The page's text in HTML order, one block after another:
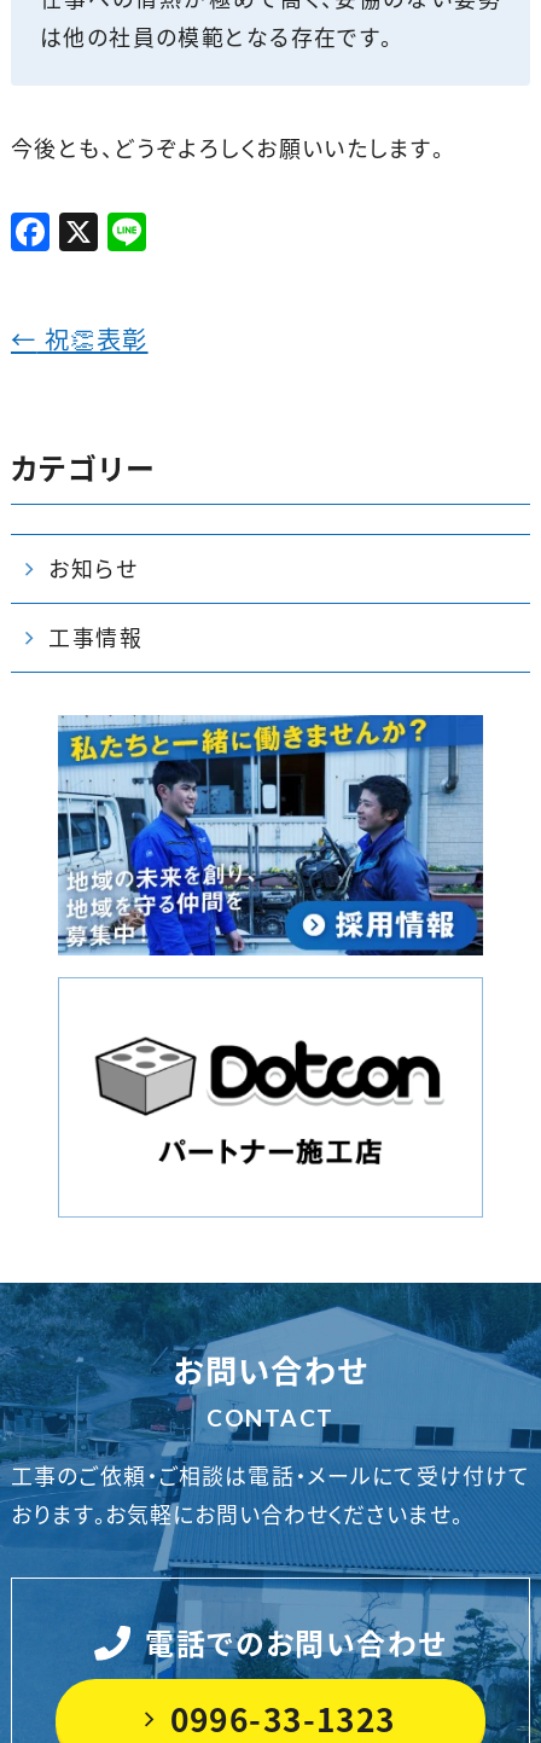
は他の社員の模範となる存在です。
今後とも、どうぞよろしくお願いいたします。
F
a
e
o
k
X Li
n
← 祝👏表彰
カテゴリー
お知らせ
工事情報
お問い合わせ
CONTACT
工事のご依頼・ご相談は電話・メールにて受け付けて
おります。お気軽にお問い合わせくださいませ。
電話でのお問い合わせ
0996-33-1323